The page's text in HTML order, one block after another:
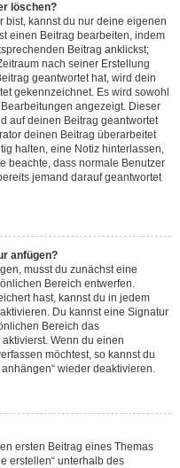
löschen?
bist, kannst du nur deine eigenen
einen Beitrag bearbeiten, indem
Beitrag anklickst;
nach seiner Erstellung
geantwortet hat, wird dein
gekennzeichnet. Es wird sowohl
angezeigt. Dieser
auf deinen Beitrag geantwortet
deinen Beitrag überarbeitet
halten, eine Notiz hinterlassen,
beachte, dass normale Benutzer
jemand darauf geantwortet
anfügen?
musst du zunächst eine
Bereich entwerfen.
hast, kannst du in jedem
Du kannst eine Signatur
Bereich das
Wenn du einen
möchtest, so kannst du
wieder deaktivieren.
ersten Beitrag eines Themas
erstellen“ unterhalb des